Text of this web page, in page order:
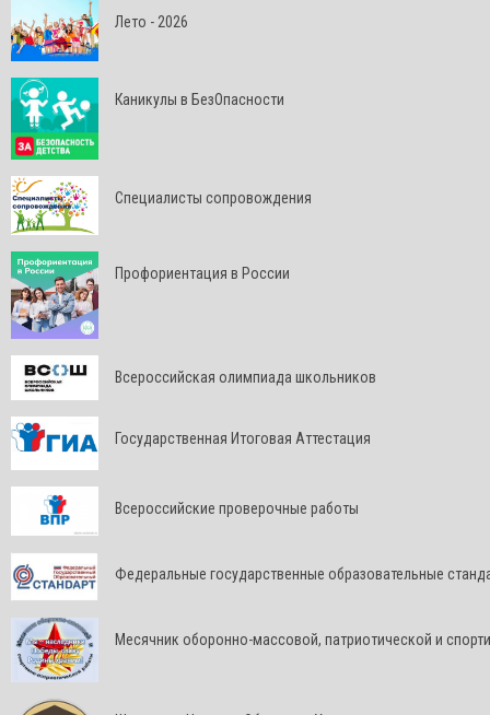
Лето - 2026
Каникулы в БезОпасности
Специалисты сопровождения
Профориентация в России
Всероссийская олимпиада школьников
Государственная Итоговая Аттестация
Всероссийские проверочные работы
Федеральные государственные образовательные
Месячник оборонно-массовой, патриотической и